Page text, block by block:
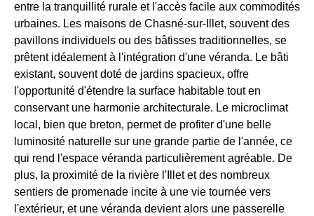
entre la tranquillité rurale et l'accès facile aux commodités
urbaines. Les maisons de Chasné-sur-Illet, souvent des
pavillons individuels ou des bâtisses traditionnelles, se
prêtent idéalement à l'intégration d'une véranda. Le bâti
existant, souvent doté de jardins spacieux, offre
l'opportunité d'étendre la surface habitable tout en
conservant une harmonie architecturale. Le microclimat
local, bien que breton, permet de profiter d'une belle
luminosité naturelle sur une grande partie de l'année, ce
qui rend l'espace véranda particulièrement agréable. De
plus, la proximité de la rivière l'Illet et des nombreux
sentiers de promenade incite à une vie tournée vers
l'extérieur, et une véranda devient alors une passerelle